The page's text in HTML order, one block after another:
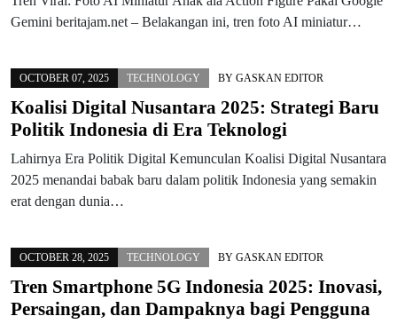
Gemini beritajam.net – Belakangan ini, tren foto AI miniatur…
OCTOBER 07, 2025 TECHNOLOGY BY GASKAN EDITOR
Koalisi Digital Nusantara 2025: Strategi Baru
Politik Indonesia di Era Teknologi
Lahirnya Era Politik Digital Kemunculan Koalisi Digital Nusantara
2025 menandai babak baru dalam politik Indonesia yang semakin
erat dengan dunia…
OCTOBER 28, 2025 TECHNOLOGY BY GASKAN EDITOR
Tren Smartphone 5G Indonesia 2025: Inovasi,
Persaingan, dan Dampaknya bagi Pengguna